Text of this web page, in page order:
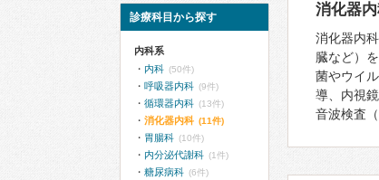
消化器
消化器内
臓など）
菌やウイ
導、内視
音波検査
診療科目から探す
内科系
内科 (50件)
呼吸器内科 (9件)
循環器内科 (13件)
消化器内科 (11件)
胃腸科 (10件)
内分泌代謝科 (1件)
糖尿病科 (6件)